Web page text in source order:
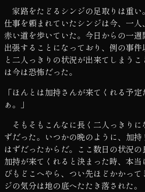
家路をたどるシンジの足取りは重
仕事を頼まれていたシンジは今、一
赤い道を歩いていた。今日からの一週
出張することになっており、例の事
と二人っきりの状況が出来てしまう
は今は恐怖だった。
「ほんとは加持さんが来てくれる予
ぁ。」
そもそもこんなに長く二人っきり
ずだった。いつかの晩のように、加持
はずだったからだ。ここ数日の状況
加持が来てくれると決まった時、本
びもどこへやら、つい先ほどかかっ
ジの気分は地の底へたたき落された。